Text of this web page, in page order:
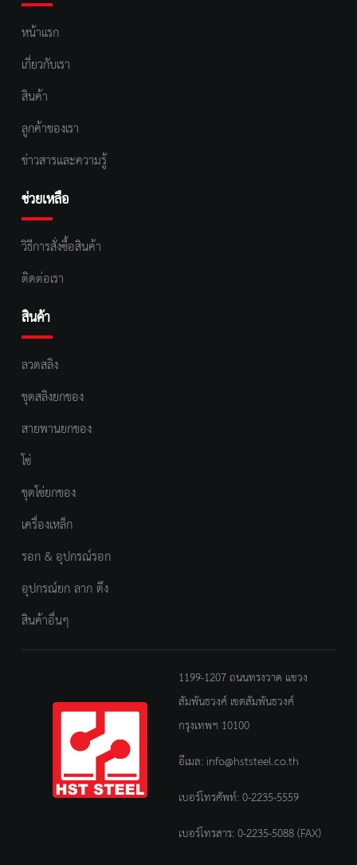
หน้าแรก
เกี่ยวกับเรา
สินค้า
ลูกค้าของเรา
ข่าวสารและความรู้
ช่วยเหลือ
วิธีการสั่งซื้อสินค้า
ติดต่อเรา
สินค้า
ลวดสลิง
ชุดสลิงยกของ
สายพานยกของ
โซ่
ชุดโซ่ยกของ
เครื่องเหล็ก
รอก & อุปกรณ์รอก
อุปกรณ์ยก ลาก ดึง
สินค้าอื่นๆ
1199-1207 ถนนทรงวาด แขวง
สัมพันธวงศ์ เขตสัมพันธวงศ์
กรุงเทพฯ 10100
อีเมล: info@hststeel.co.th
เบอร์โทรศัพท์:0-2235-5559
เบอร์โทรสาร: 0-2235-5088 (FAX)